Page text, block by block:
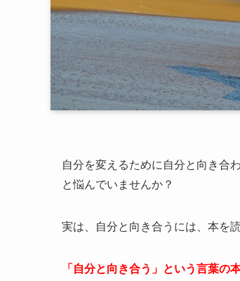
自分を変えるために自分と向き合
と悩んでいませんか？
実は、自分と向き合うには、本を
「自分と向き合う」という言葉の